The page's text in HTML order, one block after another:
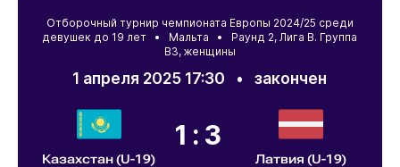
Отборочный турнир чемпионата Европы 2024/25 среди
девушек до 19 лет • Мальта • Раунд 2, Лига B. Группа
В3, женщины
1 апреля 2025 17:30 •закончен
Казахстан (U-19)
1:3
Латвия (U-19)